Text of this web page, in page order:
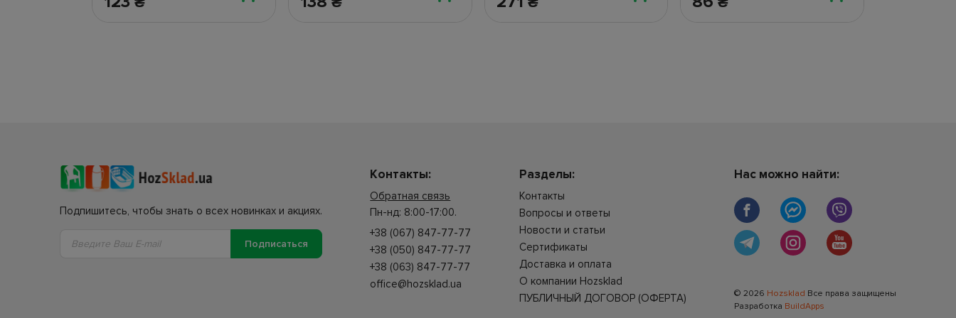
Подпишитесь, чтобы знать о всех новинках и акциях.
Подписаться
Контакты:
Обратная связь
Пн-нд: 8:00-17:00.
+38 (067) 847-77-77
+38 (050) 847-77-77
+38 (063) 847-77-77
office@hozsklad.ua
Разделы:
Контакты
Вопросы и ответы
Новости и статьи
Сертификаты
Доставка и оплата
О компании Hozsklad
ПУБЛИЧНЫЙ ДОГОВОР (ОФЕРТА)
Нас можно найти:
© 2026 Hozsklad Все права защищены
Разработка BuildApps